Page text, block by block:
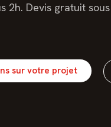
2h. Devis gratuit
sur votre projet